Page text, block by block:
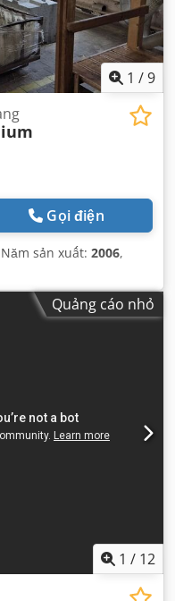
1 /9
Gọi điện
sản xuất: 2006,
Quảng cáo nhỏ
1 / 12